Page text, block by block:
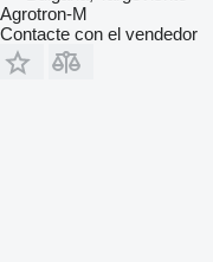
Agrotron-M
Contacte con el vendedor